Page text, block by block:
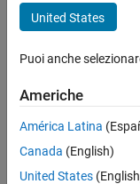
seen: 1
giorno
Attivo
Followers:
Following:
United States
Puoi anche
Americhe
América Latina
Canada (English)
United States